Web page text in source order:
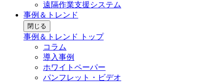
遠隔作業支援システム
事例＆トレンド
閉じる
事例＆トレンド トップ
コラム
導入事例
ホワイトペーパー
パンフレット・ビデオ